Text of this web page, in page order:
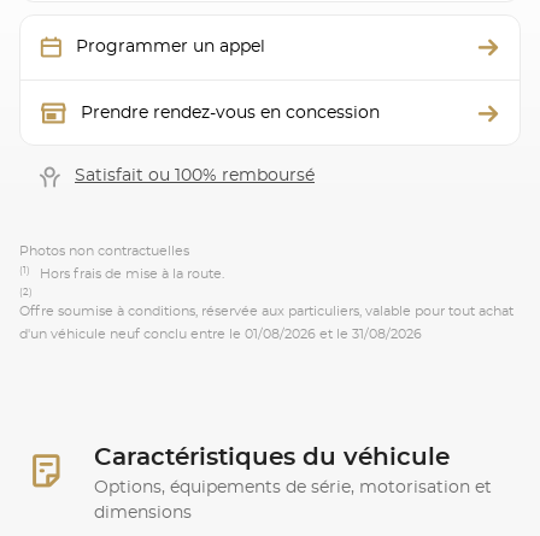
Programmer un appel
Prendre rendez-vous en concession
Satisfait ou 100% remboursé
Photos non contractuelles
(1) Hors frais de mise à la route.
(2)
Offre soumise à conditions, réservée aux particuliers, valable pour tout achat
d'un véhicule neuf conclu entre le 01/08/2026 et le 31/08/2026
Caractéristiques du véhicule
Options, équipements de série, motorisation et
dimensions